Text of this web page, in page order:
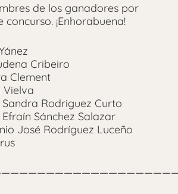
de los ganadores por
¡Enhorabuena!
Cribeiro
Clement
Vielva
Rodriguez Curto
Sánchez Salazar
José Rodríguez Luceño